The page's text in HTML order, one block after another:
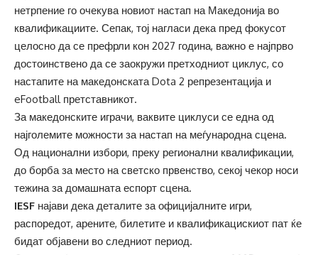
нетрпение го очекува новиот настап на Македонија во
квалификациите. Сепак, тој нагласи дека пред фокусот
целосно да се префрли кон 2027 година, важно е најпрво
достоинствено да се заокружи претходниот циклус, со
настапите на македонската Dota 2 репрезентација и
eFootball претставникот.
За македонските играчи, ваквите циклуси се една од
најголемите можности за настап на меѓународна сцена.
Од национални избори, преку регионални квалификации,
до борба за место на светско првенство, секој чекор носи
тежина за домашната еспорт сцена.
IESF најави дека деталите за официјалните игри,
распоредот, арените, билетите и квалификацискиот пат ќе
бидат објавени во следниот период.